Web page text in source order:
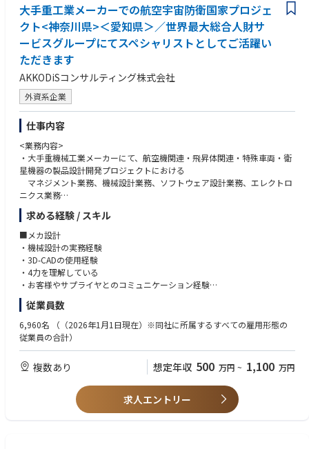
・新規プロジェクトの製品仕様、数量、日程、価格及び投資等の商談及
び契約管理
・供給、品質、BCP（事業継続計画）等の窓口対応 他
・国内/海外の各拠点の支援
・新規プロジェクトのリーディング
③トヨタ向け営業業務（管理企画）［三宮、豊田］
車載向けリチウムイオン電池の自動車OEM向け営業部門の企画・管理を中
心としたミドル～バックオフィス機能を担当いただきます。バックオフィ
ス機能であっても、顧客窓口部門として、顧客対応～社内調整まで対応い
ただきます。
＜具体的には＞
・トヨタ社向けの顧客営業のバックオフィス、もしくは営業管理・営業
企画
・電池事業を取り巻く法規関連の対応に向けた全社取纏めと顧客との調
整
・量産品、試作品の仕様、数量、日程、収支の管理と価格折衝
・量産移行済プロジェクトにおける価格管理・調整
・国内/海外の各拠点の支援
・自動車電動化の地域市場・技術・顧客動向の調査
④顧客販売管理［三宮、豊田、東京］
車載向けリチウムイオン電池の自動車OEM向け営業部門の企画・管理を中
心としたミドル～バックオフィス機能を担当いただきます。
＜具体的には＞
・計画、実績の差異分析を行い、課題・リスクの洗い出し、経営への課題
提起
③トヨタ向け営業業務（管理企画）
＜MUST＞
・完成車メーカーへの法人営業経験・プロジェクトマネジメント経験をお
持ちの方
＜WANT＞
・トヨタ社、もしくはトヨタ社系法人向け顧客営業経験
・他自動車OEM向け営業経験
・セールスエンジニア(技術営業)の経験
・海外駐在、留学の経験
・財務諸表に関する知見
・プロジェクトマネジメント（製品企画〜立ち上げ）経験
・ビジネス英語
④顧客販売管理
＜MUST＞
・販売管理（販売価格・販売数量を管理、売上計画の立案、進捗管理）の
ご経験
・製造業の法人営業経験・プロジェクトマネジメント経験
＜WANT＞
・自動車OEMへの法人経験
＜求める人物像＞
・多くの利害関係者を巻き込んで仕事を進められるコミュニケーション力
をお持ちの方
・目先の業務処理に留まらず、組織全体・中長期視点で課題を捉え、改善
大手重工業メーカーでの航空宇宙防衛国家プロジェ
クト<神奈川県>＜愛知県＞／世界最大総合人財サ
ービスグループにてスペシャリストとしてご活躍い
ただきます
AKKODiSコンサルティング株式会社
外資系企業
仕事内容
<業務内容>
・大手重機械工業メーカーにて、航空機関連・飛昇体関連・特殊車両・衛
星機器の製品設計開発プロジェクトにおける
マネジメント業務、機械設計業務、ソフトウェア設計業務、エレクトロ
ニクス業務
以下の業務のいずれかを担当していただきます。
・プロジェクトマネジメント支援業務：お客様への提案、折衝、構想検討
や担当機種、
もしくは領域のプロジェクト管理、課題管理などの支援を実施
・システム設計、基本設計、詳細設計：担当機種、もしくは領域における
構想をもとに仕様設計、詳細設計の実施
行
・上記の設計業務にプラスして、AKKODiSのチームメンバーやコンサルタ
ントと連携し、
お客様先での課題発見、解決策の提案・実行までを実施
※官公庁向けの大型長期プロジェクトに携わって頂く予定ですが、能力に
よっては別プロジェクトになる可能性があります。
【想定されるプロジェクト】
・防衛関連製品開発におけるプロジェクトマネジメント支援
求める経験 / スキル
■メカ設計
・機械設計の実務経験
・3D-CADの使用経験
・4力を理解している
・お客様やサプライヤとのコミュニケーション経験
■ファームウェア
・ソフトウェア設計の実務経験 ※言語問わず
・回路設計の実務経験が5年以上
・回路CADの使用経験 ※製品不問
・測定機器の使用経験
従業員数
6,960名
（（2026年1月1日現在）※同社に所属するすべての雇用形態の
従業員の合計）
複数あり 想定年収 500 万円 ~ 1,100 万円
求人エントリー